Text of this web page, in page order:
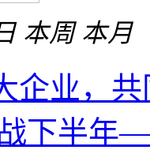
本周 本月
企业，
下半年